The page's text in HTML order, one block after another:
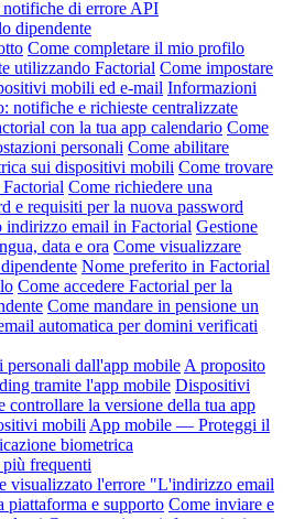
di errore API
dipendente
Come completare il mio profilo
utilizzando Factorial Come impostare
mobili ed e-mail Informazioni
notifiche e richieste centralizzate
con la tua app calendario Come
personali Come abilitare
sui dispositivi mobili Come trovare
Come richiedere una
e requisiti per la nuova password
email in Factorial Gestione
data e ora Come visualizzare
Nome preferito in Factorial
Come accedere Factorial per la
Come mandare in pensione un
automatica per domini verificati
personali dall'app mobile A proposito
tramite l'app mobile Dispositivi
controllare la versione della tua app
mobili App mobile — Proteggi il
biometrica
più frequenti
visualizzato l'errore "L'indirizzo email
piattaforma e supporto Come inviare e